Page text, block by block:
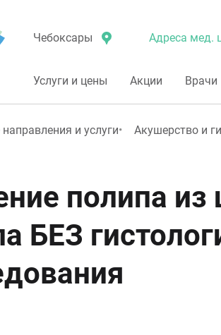
Чебоксары Адреса мед.
Услуги и цены Акции Врачи
направления и услуги Акушерство и
полипа из
БЕЗ